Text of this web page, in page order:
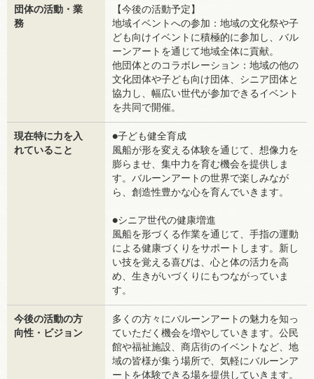
団体の活動・業
務
【今後の活動予定】
地域イベントへの参加：地域の文化祭や子
ども向けイベントに積極的に参加し、バル
ーンアートを通じて地域全体に貢献。
他団体とのコラボレーション：地域の他の
文化団体や子ども向け団体、シニア団体と
協力し、幅広い世代が参加できるイベント
を共同で開催。
現在特に力を入
れていること
●子ども健全育成
風船が形を変える体験を通じて、想像力を
膨らませ、集中力を育む機会を提供しま
す。バルーンアートの世界で楽しみなが
ら、創造性豊かな心を育んでいきます。
●シニア世代の健康増進
風船を形づくる作業を通じて、手指の運動
による健康づくりをサポートします。新し
い技を覚える喜びは、心と体の活力を高
め、生きがいづくりにもつながっていま
す。
今後の活動の方
向性・ビジョン
多くの方々にバルーンアートの魅力を知っ
ていただく機会を増やしていきます。公民
館や福祉施設、商店街のイベントなど、地
域の皆様が集う場所で、気軽にバルーンア
ートを体験できる場を提供していきます。